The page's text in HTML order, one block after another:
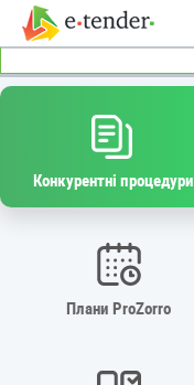
Конкурентні процедури
Плани ProZorro